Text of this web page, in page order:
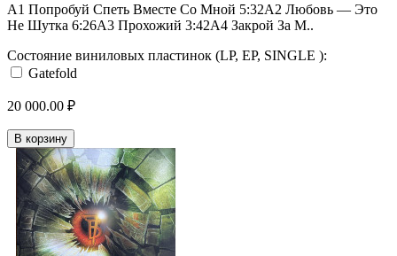
A1 Попробуй Спеть Вместе Со Мной 5:32A2 Любовь — Это
Не Шутка 6:26A3 Прохожий 3:42A4 Закрой За М..
Состояние виниловых пластинок (LP, EP, SINGLE ):
Gatefold
20 000.00 ₽
В корзину